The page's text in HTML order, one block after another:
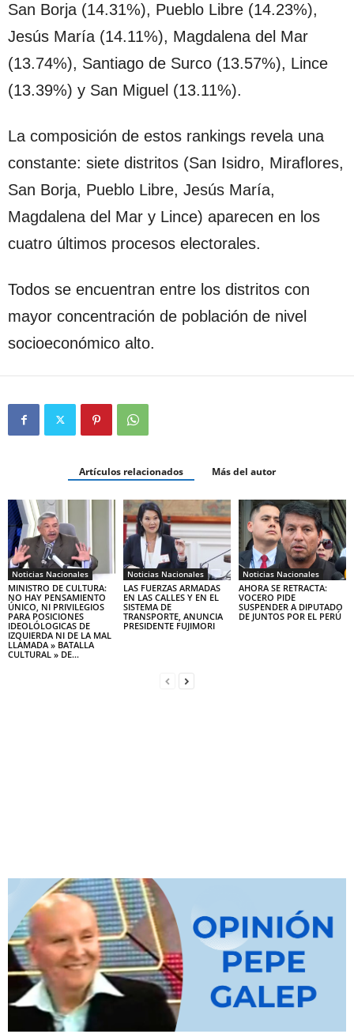
San Borja (14.31%), Pueblo Libre (14.23%),
Jesús María (14.11%), Magdalena del Mar
(13.74%), Santiago de Surco (13.57%), Lince
(13.39%) y San Miguel (13.11%).
La composición de estos rankings revela una
constante: siete distritos (San Isidro, Miraflores,
San Borja, Pueblo Libre, Jesús María,
Magdalena del Mar y Lince) aparecen en los
cuatro últimos procesos electorales.
Todos se encuentran entre los distritos con
mayor concentración de población de nivel
socioeconómico alto.
Artículos relacionados Más del autor
Noticias Nacionales
MINISTRO DE CULTURA:
NO HAY PENSAMIENTO
ÚNICO, NI PRIVILEGIOS
PARA POSICIONES
IDEOLÓLOGICAS DE
IZQUIERDA NI DE LA MAL
LLAMADA » BATALLA
CULTURAL » DE...
Noticias Nacionales
LAS FUERZAS ARMADAS
EN LAS CALLES Y EN EL
SISTEMA DE
TRANSPORTE, ANUNCIA
PRESIDENTE FUJIMORI
Noticias Nacionales
AHORA SE RETRACTA:
VOCERO PIDE
SUSPENDER A DIPUTADO
DE JUNTOS POR EL PERÚ